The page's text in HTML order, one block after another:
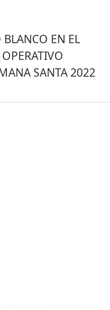
BLANCO EN EL
SANTA 2022